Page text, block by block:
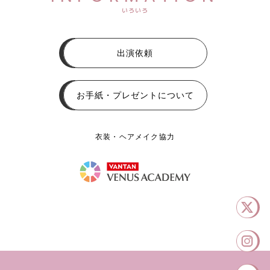
いろいろ
出演依頼
お手紙・プレゼントについて
衣装・ヘアメイク協力